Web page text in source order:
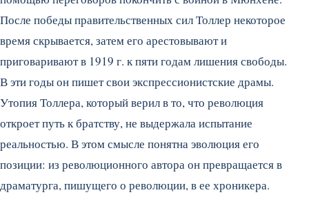
После победы правительственных сил Толлер некоторое
время скрывается, затем его арестовывают и
приговаривают в 1919 г. к пяти годам лишения свободы.
В эти годы он пишет свои экспрессионистские драмы.
Утопия Толлера, который верил в то, что революция
откроет путь к братству, не выдержала испытание
реальностью. В этом смысле понятна эволюция его
позиции: из революционного автора он превращается в
драматурга, пишущего о революции, в ее хроникера.